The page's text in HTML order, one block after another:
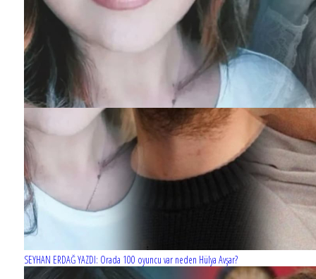
SEYHAN ERDAĞ YAZDI: Orada 100 oyuncu var neden Hülya Avşar?